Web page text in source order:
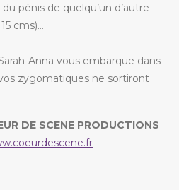
pénis de quelqu’un d’autre
cms)…
Anna vous embarque dans
zygomatiques ne sortiront
DE SCENE PRODUCTIONS